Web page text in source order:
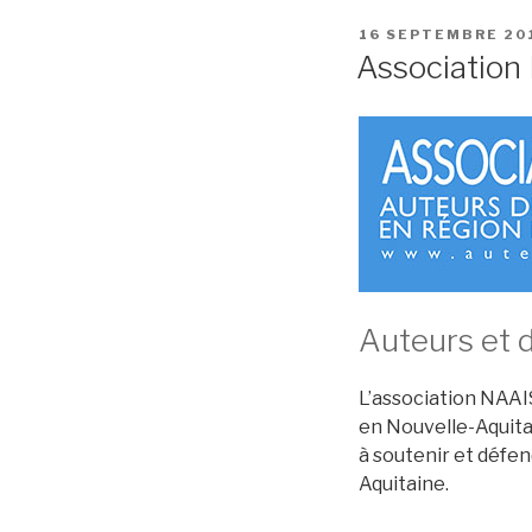
PUBLIÉ
LE
16 SEPTEMBRE
Association
Auteurs et
L’association
en Nouvelle-
à soutenir et
Aquitaine.